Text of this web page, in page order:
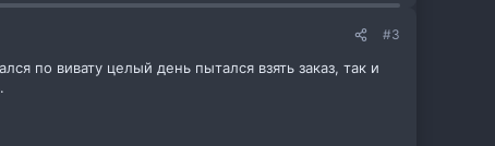
#3
по вивату целый день пытался взять заказ, так и